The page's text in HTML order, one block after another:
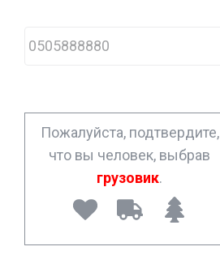
h
o
*
Пожалуйста, подтвердите,
что вы человек, выбрав
грузовик.